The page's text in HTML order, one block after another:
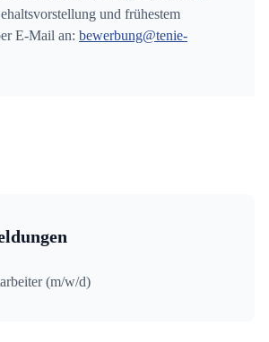
und frühestem
E-Mail an: bewerbung@tenie-
(m/w/d)